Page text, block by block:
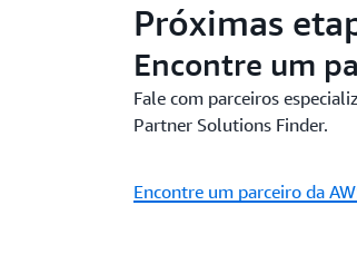
Próximas
Encontre um
Fale com parceiros
Partner Solutions Finder.
Encontre um parceiro da